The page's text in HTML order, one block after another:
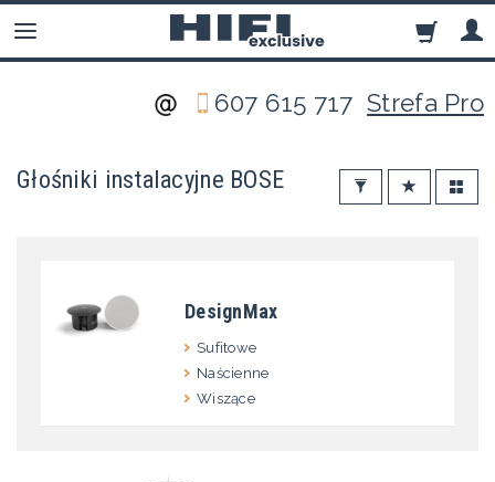
607 615 717Strefa Pro
Głośniki instalacyjne BOSE
DesignMax
Sufitowe
Naścienne
Wiszące